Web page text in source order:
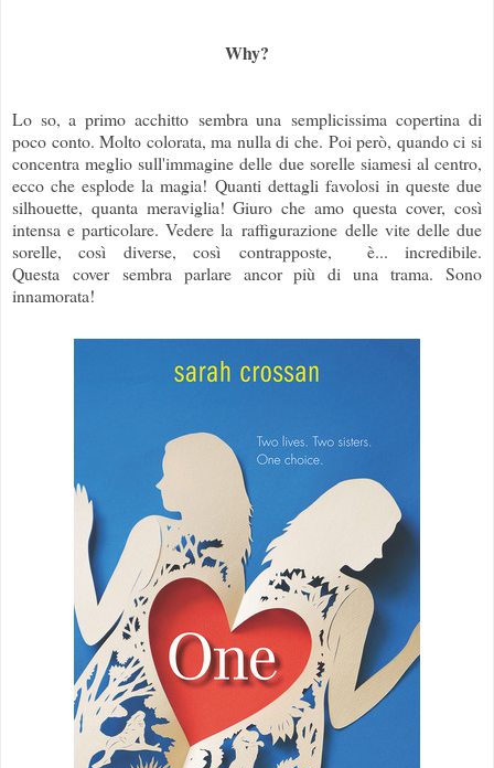
Why?
Lo so, a primo acchitto sembra una semplicissima copertina di
poco conto. Molto colorata, ma nulla di che. Poi però, quando ci si
concentra meglio sull'immagine delle due sorelle siamesi al centro,
ecco che esplode la magia! Quanti dettagli favolosi in queste due
silhouette, quanta meraviglia! Giuro che amo questa cover, così
intensa e particolare. Vedere la raffigurazione delle vite delle due
sorelle, così diverse, così contrapposte, è... incredibile.
Questa cover sembra parlare ancor più di una trama. Sono
innamorata!